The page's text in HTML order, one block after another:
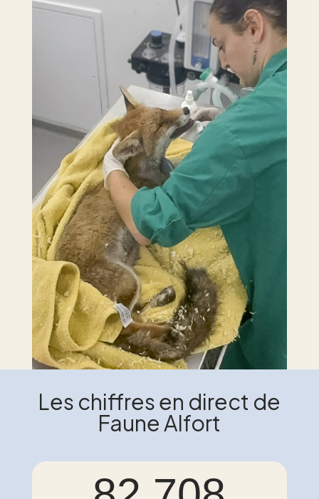
Les chiffres en direct de
Faune Alfort